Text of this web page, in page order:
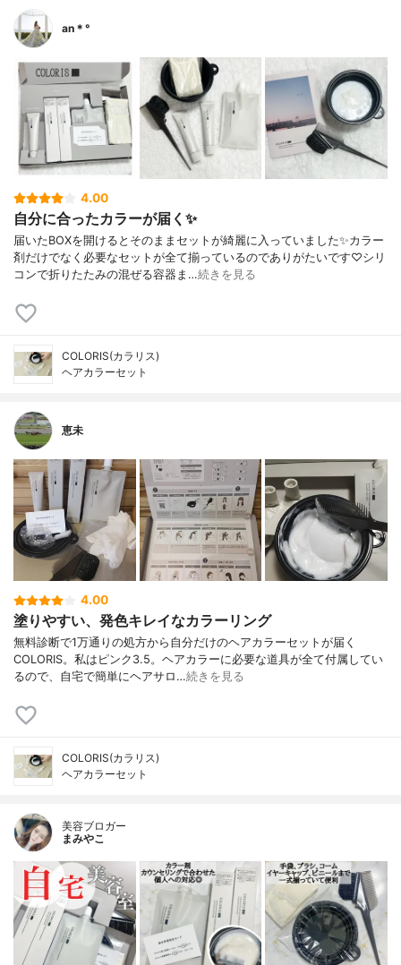
an＊°
4.00
自分に合ったカラーが届く✨
届いたBOXを開けるとそのままセットが綺麗に入っていました✨カラー
剤だけでなく必要なセットが全て揃っているのでありがたいです♡シリ
コンで折りたたみの混ぜる容器ま…続きを見る
COLORIS(カラリス)
ヘアカラーセット
恵未
4.00
塗りやすい、発色キレイなカラーリング
無料診断で1万通りの処方から自分だけのヘアカラーセットが届く
COLORIS。私はピンク3.5。ヘアカラーに必要な道具が全て付属してい
るので、自宅で簡単にヘアサロ…続きを見る
COLORIS(カラリス)
ヘアカラーセット
美容ブロガー
まみやこ